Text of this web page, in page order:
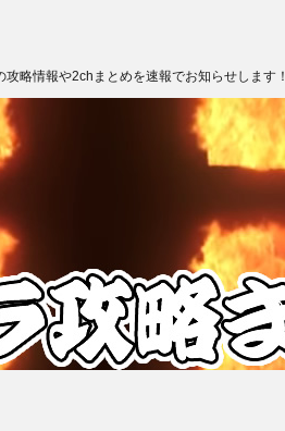
略情報や2chまとめを速報でお知らせします！